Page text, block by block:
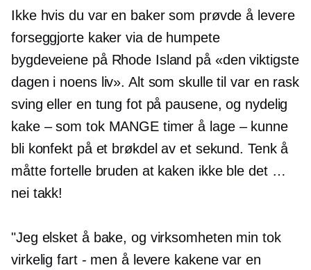
Ikke hvis du var en baker som prøvde å levere
forseggjorte kaker via de humpete
bygdeveiene på Rhode Island på «den viktigste
dagen i noens liv». Alt som skulle til var en rask
sving eller en tung fot på pausene, og nydelig
kake – som tok MANGE timer å lage – kunne
bli konfekt på et brøkdel av et sekund. Tenk å
måtte fortelle bruden at kaken ikke ble det …
nei takk!
"Jeg elsket å bake, og virksomheten min tok
virkelig fart - men å levere kakene var en